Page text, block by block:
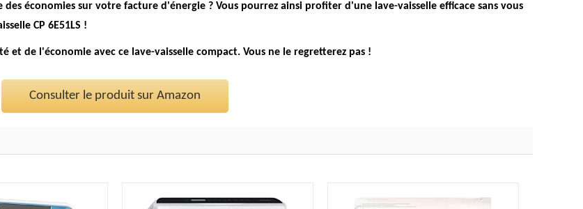
économies sur votre facture d'énergie ? Vous pourrez ainsi profiter d'une lave-vaisselle efficace sans vous
CP 6E51LS !
et de l'économie avec ce lave-vaisselle compact. Vous ne le regretterez pas !
Consulter le produit sur Amazon